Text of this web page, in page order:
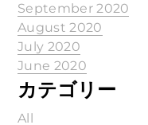
September 2020
August 2020
July 2020
June 2020
カテゴリー
All